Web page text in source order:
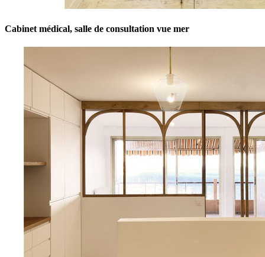
Cabinet médical, salle de consultation vue mer